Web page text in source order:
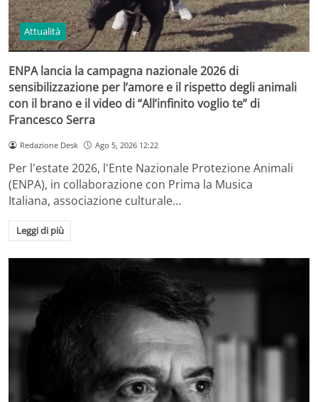
Attualità
ENPA lancia la campagna nazionale 2026 di
sensibilizzazione per l’amore e il rispetto degli animali
con il brano e il video di “All’infinito voglio te” di
Francesco Serra
Redazione Desk Ago 5, 2026 12:22
Per l'estate 2026, l'Ente Nazionale Protezione Animali
(ENPA), in collaborazione con Prima la Musica
Italiana, associazione culturale…
Leggi di più